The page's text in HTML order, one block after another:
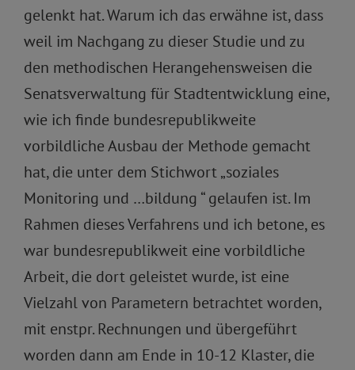
gelenkt hat. Warum ich das erwähne ist, dass
weil im Nachgang zu dieser Studie und zu
den methodischen Herangehensweisen die
Senatsverwaltung für Stadtentwicklung eine,
wie ich finde bundesrepublikweite
vorbildliche Ausbau der Methode gemacht
hat, die unter dem Stichwort „soziales
Monitoring und …bildung “ gelaufen ist. Im
Rahmen dieses Verfahrens und ich betone, es
war bundesrepublikweit eine vorbildliche
Arbeit, die dort geleistet wurde, ist eine
Vielzahl von Parametern betrachtet worden,
mit enstpr. Rechnungen und übergeführt
worden dann am Ende in 10-12 Klaster, die